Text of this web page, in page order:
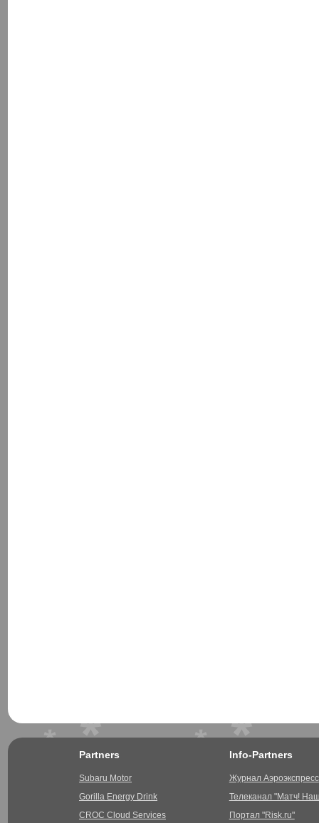
Partners
Subaru Motor
Gorilla Energy Drink
CROC Cloud Services
Info-Partners
Журнал Аэроэкспресс
Телеканал "Матч!
Портал "Risk.ru"